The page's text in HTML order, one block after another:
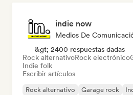
indie now
Medios De
&gt; 2400 respuestas dadas
Rock alternativoRock electrónico
Indie folk
Escribir artículos
Rock alternativo Garage rock